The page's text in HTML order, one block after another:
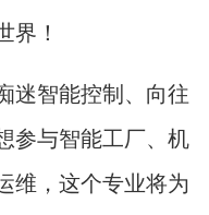
界！
迷智能控制、向往
参与智能工厂、机
维，这个专业将为